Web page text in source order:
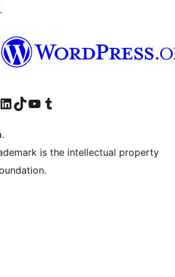
de Facebook
cuenta de Instagram
Visita nuestra cuenta de LinkedIn
Visit our TikTok account
Visita nuestro canal de YouTube
Visit our Tumblr account
is the intellectual property